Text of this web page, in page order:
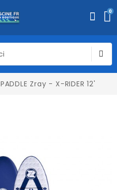
0
PADDLE Zray - X-RIDER 12'